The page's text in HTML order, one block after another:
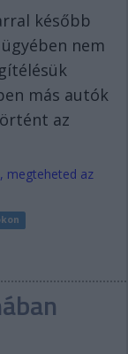
később
nem
más autók
az
megteheted az